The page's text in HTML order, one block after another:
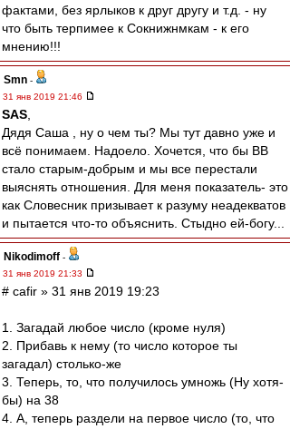
фактами, без ярлыков к друг другу и т.д. - ну
что быть терпимее к Сокнижнмкам - к его
мнению!!!
Smn -
31 янв 2019 21:46
SAS
Дядя Саша , ну о чем ты? Мы тут давно уже и
всё понимаем. Надоело. Хочется, что бы ВВ
стало старым-добрым и мы все перестали
выяснять отношения. Для меня показатель- это
как Словесник призывает к разуму неадекватов
и пытается что-то объяснить. Стыдно ей-богу...
Nikodimoff -
31 янв 2019 21:33
# cafir » 31 янв 2019 19:23
1. Загадай любое число (кроме нуля)
2. Прибавь к нему (то число которое ты
загадал) столько-же
3. Теперь, то, что получилось умножь (Ну хотя-
бы) на 38
4. А, теперь раздели на первое число (то, что